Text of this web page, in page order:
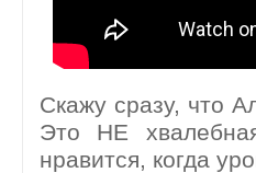
Скажу сразу, что
Это НЕ
нравится, когда